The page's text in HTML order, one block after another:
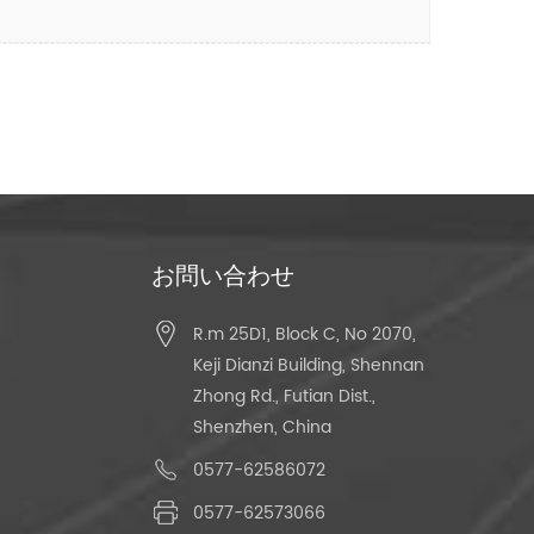
お問い合わせ
R.m 25D1, Block C, No 2070,
Keji Dianzi Building, Shennan
Zhong Rd., Futian Dist.,
Shenzhen, China
0577-62586072
0577-62573066